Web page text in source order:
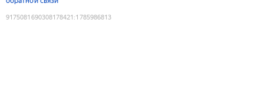
9175081690308178421 :1785986813